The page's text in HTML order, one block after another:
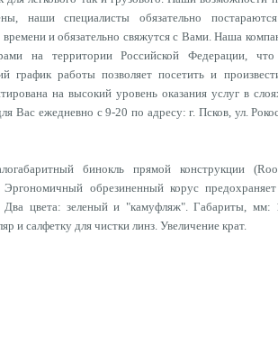
наши специалисты обязательно
и обязательно свяжутся с Вами. Наша
на территории Российской Федерации,
график работы позволяет посетить и
на высокий уровень оказания услуг в
Вас ежедневно с 9-20 по адресу: г. Псков, ул.
бинокль прямой конструкции
Эргономичный обрезиненный корус
Два цвета: зеленый и "камуфляж". Габариты, мм:
и салфетку для чистки линз. Увеличение крат.